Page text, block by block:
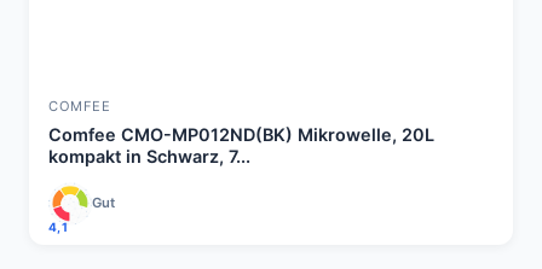
COMFEE
Comfee CMO-MP012ND(BK) Mikrowelle, 20L
kompakt in Schwarz, 7...
4,1
Gut